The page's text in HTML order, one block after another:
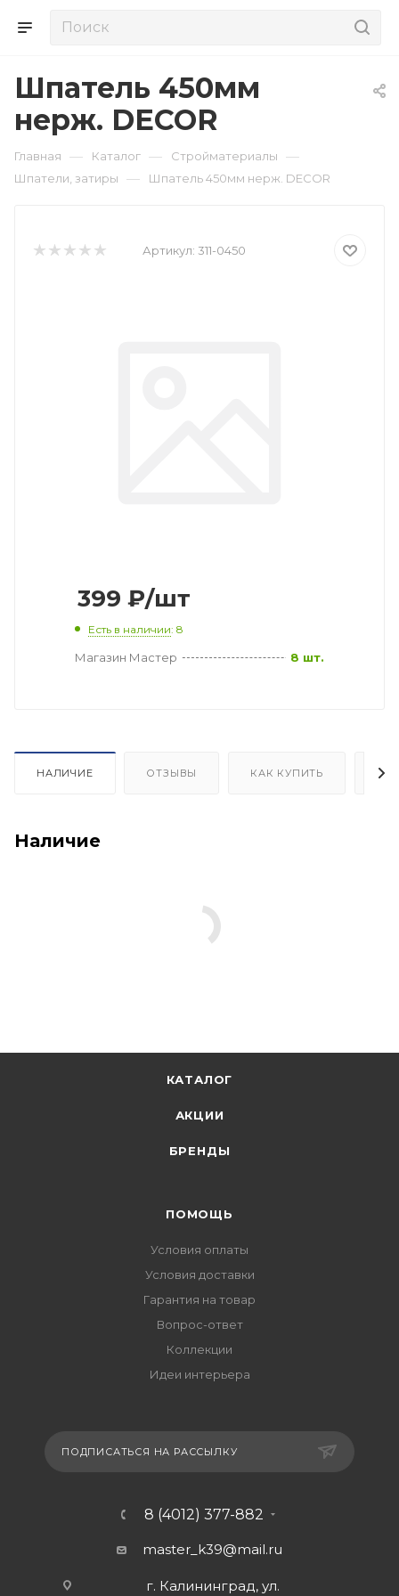
Шпатель 450мм
нерж. DECOR
Главная — Каталог — Стройматериалы —
Шпатели, затиры — Шпатель 450мм нерж. DECOR
Артикул: 311-0450
399 ₽/шт
Есть в наличии: 8
Магазин Мастер 8 шт.
НАЛИЧИЕ ОТЗЫВЫ КАК КУПИТЬ
Наличие
КАТАЛОГ
АКЦИИ
БРЕНДЫ
ПОМОЩЬ
Условия оплаты
Условия доставки
Гарантия на товар
Вопрос-ответ
Коллекции
Идеи интерьера
ПОДПИСАТЬСЯ НА РАССЫЛКУ
8 (4012) 377-882
master_k39@mail.ru
г. Калининград, ул.